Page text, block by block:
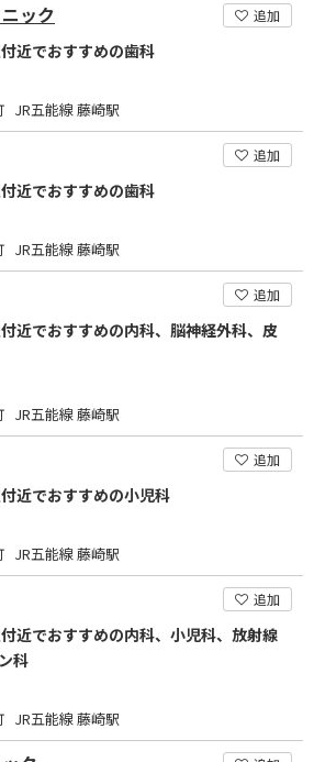
ック 追加
近でおすすめの歯科
JR五能線 藤崎駅
追加
近でおすすめの歯科
JR五能線 藤崎駅
追加
近でおすすめの内科、脳神経外科、皮
JR五能線 藤崎駅
追加
近でおすすめの小児科
JR五能線 藤崎駅
追加
近でおすすめの内科、小児科、放射線
科
JR五能線 藤崎駅